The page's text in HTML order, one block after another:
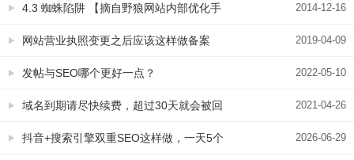
2014-12-16
4.3 蜘蛛陷阱 【摘自野狼网站内部优化手
册】 2019-04-09
网站营业执照变更之后应该这样做备案
2022-05-10
发帖与SEO哪个更好一点？
2021-04-26
域名到期请尽快续费，超过30天就会被回
收，被他人抢注之后问题多 2026-06-29
抖音+搜索引擎双重SEO这样做，一天5个